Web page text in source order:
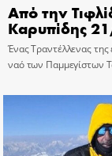
Από την
Καρυπίδης
Ένας Τραντέλλενας
ναό των Παμμεγίστων